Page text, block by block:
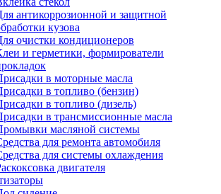
антикоррозионной и защитной
кузова
очистки кондиционеров
и герметики, формирователи
в моторные масла
в топливо (бензин)
в топливо (дизель)
в трансмиссионные масла
масляной системы
для ремонта автомобиля
для системы охлаждения
двигателя